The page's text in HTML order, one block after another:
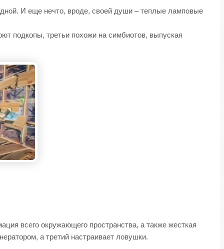
И еще нечто, вроде, своей души – теплые ламповые
подкопы, третьи похожи на симбиотов, выпуская
всего окружающего пространства, а также жесткая
а третий настраивает ловушки.